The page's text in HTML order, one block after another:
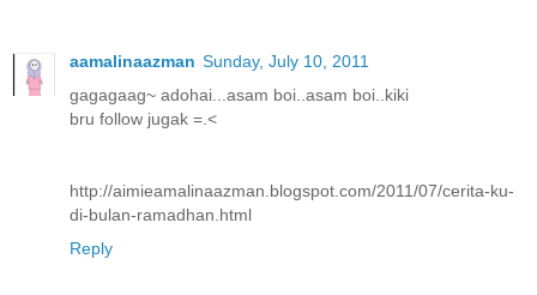
aamalinaazman Sunday, July 10, 2011
gagagaag~ adohai...asam boi..asam boi..kiki
bru follow jugak =.<
http://aimieamalinaazman.blogspot.com/2011/07/cerita-ku-
di-bulan-ramadhan.html
Reply